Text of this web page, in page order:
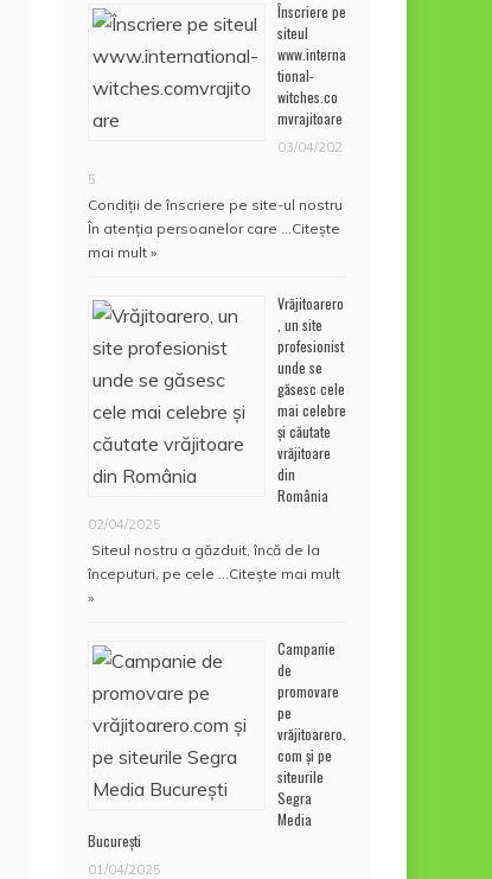
Înscriere pe
siteul
www.interna
tional-
witches.co
mvrajitoare
03/04/202
5
Condiţii de înscriere pe site-ul nostru
În atenţia persoanelor care …Citește
mai mult »
Vrăjitoarero
, un site
profesionist
unde se
găsesc cele
mai celebre
și căutate
vrăjitoare
din
România
02/04/2025
Siteul nostru a găzduit, încă de la
începuturi, pe cele …Citește mai mult
»
Campanie
de
promovare
pe
vrăjitoarero.
com și pe
siteurile
Segra
Media
București
01/04/2025